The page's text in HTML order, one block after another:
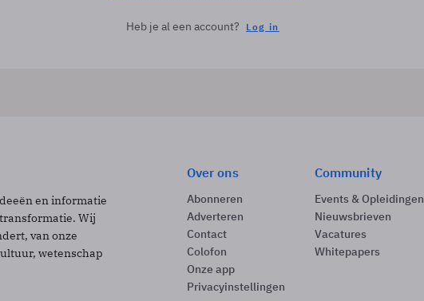
Heb je al een account? Log in
en informatie
Wij
van onze
wetenschap
Over ons
Abonneren
Adverteren
Contact
Colofon
Onze app
Privacyinstellingen
Community
Events & Opleidingen
Nieuwsbrieven
Vacatures
Whitepapers